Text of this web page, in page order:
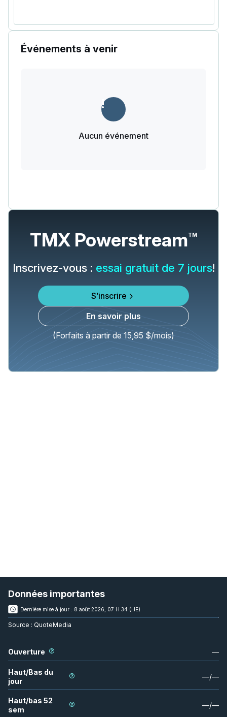
Événements à venir
Aucun événement
TMX PowerstreamTM
Inscrivez-vous : essai gratuit de 7 jours!
S’inscrire
En savoir plus
(Forfaits à partir de 15,95 $/mois)
Données importantes
Dernière mise à jour : 8 août 2026, 07 H 34 (HE)
Source : QuoteMedia
Ouverture —
Haut/Bas du
jour
—/—
Haut/bas 52
sem
—/—